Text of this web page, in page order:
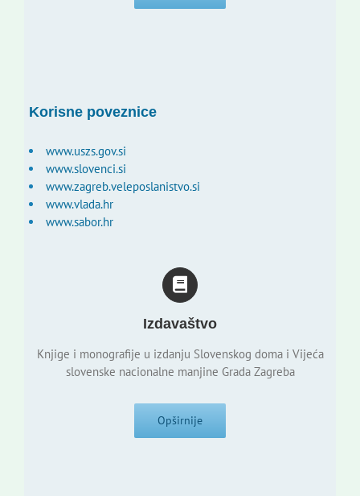
Korisne poveznice
www.uszs.gov.si
www.slovenci.si
www.zagreb.veleposlanistvo.si
www.vlada.hr
www.sabor.hr
Izdavaštvo
Knjige i monografije u izdanju Slovenskog doma i Vijeća
slovenske nacionalne manjine Grada Zagreba
Opširnije